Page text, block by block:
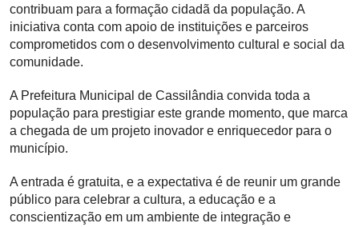
contribuam para a formação cidadã da população. A
iniciativa conta com apoio de instituições e parceiros
comprometidos com o desenvolvimento cultural e social da
comunidade.
A Prefeitura Municipal de Cassilândia convida toda a
população para prestigiar este grande momento, que marca
a chegada de um projeto inovador e enriquecedor para o
município.
A entrada é gratuita, e a expectativa é de reunir um grande
público para celebrar a cultura, a educação e a
conscientização em um ambiente de integração e